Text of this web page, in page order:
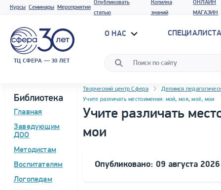
Курсы Семинары Мероприятия
Опубликовать
статью
Копилка
знаний
ОНЛАЙН
МАГАЗИН
ТЦ СФЕРА — 30 ЛЕТ
О НАС
Библиотека
Главная
Заведующим
ДОО
Методистам
Воспитателям
Логопедам
Навигация
Программа материала
Творческий центр Сфера
Делимся
Учите различать местоимения: мой, моя, моё, мои
Учите различать
мои
Опубликовано: 09 августа